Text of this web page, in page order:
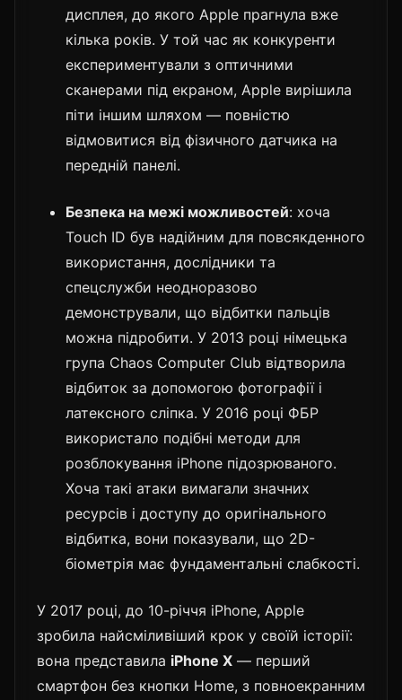
дисплея, до якого Apple прагнула вже
кілька років. У той час як конкуренти
експериментували з оптичними
сканерами під екраном, Apple вирішила
піти іншим шляхом — повністю
відмовитися від фізичного датчика на
передній панелі.
Безпека на межі можливостей: хоча
Touch ID був надійним для повсякденного
використання, дослідники та
спецслужби неодноразово
демонстрували, що відбитки пальців
можна підробити. У 2013 році німецька
група Chaos Computer Club відтворила
відбиток за допомогою фотографії і
латексного сліпка. У 2016 році ФБР
використало подібні методи для
розблокування iPhone підозрюваного.
Хоча такі атаки вимагали значних
ресурсів і доступу до оригінального
відбитка, вони показували, що 2D-
біометрія має фундаментальні слабкості.
У 2017 році, до 10-річчя iPhone, Apple
зробила найсміливіший крок у своїй історії:
вона представила iPhone X — перший
смартфон без кнопки Home, з повноекранним